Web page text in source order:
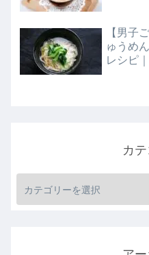
【男子
ゅうめ
レシピ
カ